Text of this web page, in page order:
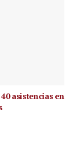
asistencias en